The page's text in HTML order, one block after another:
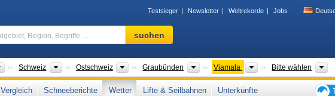
Testsieger Newsletter Weltrekorde Jobs
Skigebiet,
Region,
…
suchen
Kontinente
Schweiz LänderOstschweiz Großregionen
Graubünden Kantone
Viamala Tourismusregionen
Bitte wählen
Vergleich Schneeberichte Wetter Lifte & Seilbahnen
Unterkünfte